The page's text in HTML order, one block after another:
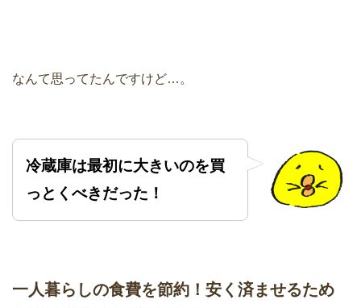
なんて思ってたんですけど…。
冷蔵庫は最初に大きいのを買
っとくべきだった！
一人暮らしの食費を節約！安く済ませるため